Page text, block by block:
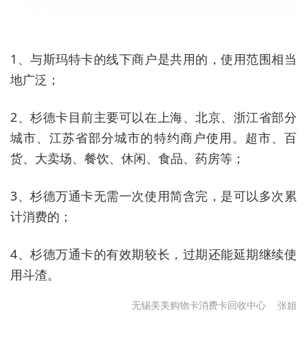
1、与斯玛特卡的线下商户是共用的，使用范围相当
地广泛；
2、杉德卡目前主要可以在上海、北京、浙江省部分
城市、江苏省部分城市的特约商户使用。超市、百
货、大卖场、餐饮、休闲、食品、药房等；
3、杉德万通卡无需一次使用简含完，是可以多次累
计消费的；
4、杉德万通卡的有效期较长，过期还能延期继续使
用斗渣。
无锡美美购物卡消费卡回收中心 张姐